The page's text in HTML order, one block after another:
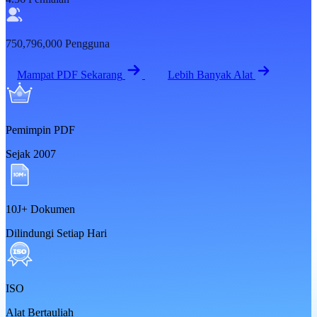
750,796,000 Pengguna
Mampat PDF Sekarang Lebih Banyak Alat
Pemimpin PDF
Sejak 2007
10J+ Dokumen
Dilindungi Setiap Hari
ISO
Alat Bertauliah